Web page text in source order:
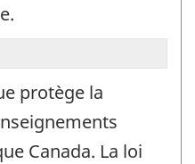
protège la
Canada. La loi